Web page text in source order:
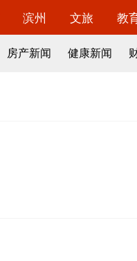
滨州 文旅 教
房产新闻 健康新闻